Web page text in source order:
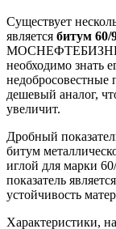
Существует
является битум 60/
необходимо знать
недобросовестные
дешевый аналог,
увеличит.
Дробный
битум
иглой для марки
показатель
устойчивость
Характеристики,